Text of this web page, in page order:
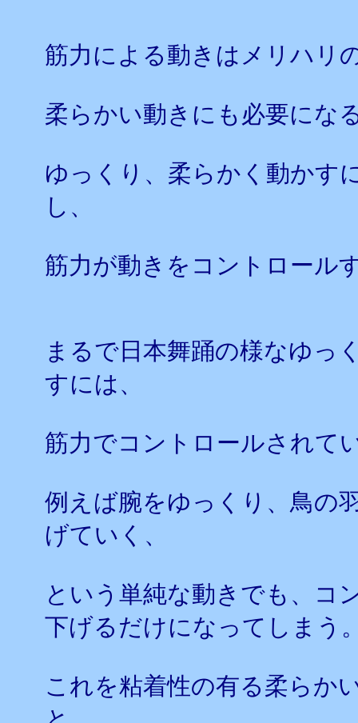
筋力による動きはメリハリ
柔らかい動きにも必要にな
ゆっくり、柔らかく動かす
し、
筋力が動きをコントロール
まるで日本舞踊の様なゆっ
すには、
筋力でコントロールされて
例えば腕をゆっくり、鳥の
げていく、
という単純な動きでも、コ
下げるだけになってしまう
これを粘着性の有る柔らか